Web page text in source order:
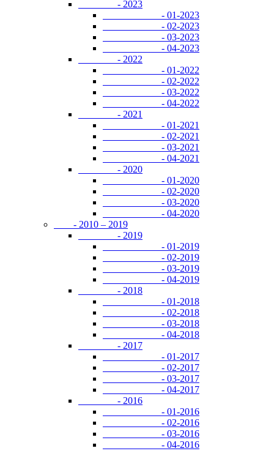
- 2023
- 01-2023
- 02-2023
- 03-2023
- 04-2023
- 2022
- 01-2022
- 02-2022
- 03-2022
- 04-2022
- 2021
- 01-2021
- 02-2021
- 03-2021
- 04-2021
- 2020
- 01-2020
- 02-2020
- 03-2020
- 04-2020
- 2010 – 2019
- 2019
- 01-2019
- 02-2019
- 03-2019
- 04-2019
- 2018
- 01-2018
- 02-2018
- 03-2018
- 04-2018
- 2017
- 01-2017
- 02-2017
- 03-2017
- 04-2017
- 2016
- 01-2016
- 02-2016
- 03-2016
- 04-2016